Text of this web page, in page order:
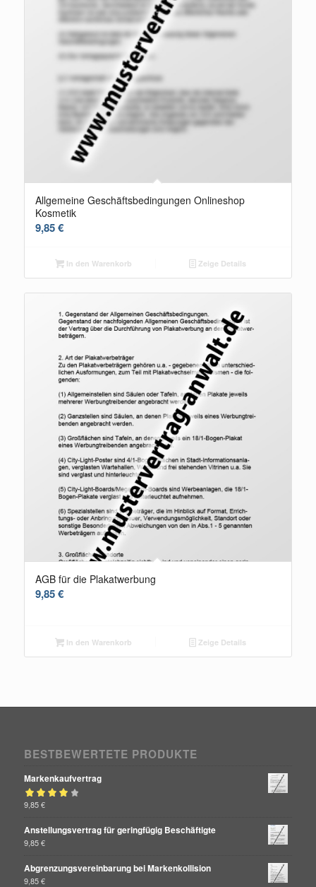
Allgemeine Geschäftsbedingungen Onlineshop
Kosmetik
9,85€
In den Warenkorb Zeige Details
AGB für die Plakatwerbung
9,85€
In den Warenkorb Zeige Details
BESTBEWERTETE PRODUKTE
Markenkaufvertrag
Bewertet mit
9,85€
Anstellungsvertrag für geringfügig Beschäftigte
9,85€
Abgrenzungsvereinbarung bei Markenkollision
9,85€